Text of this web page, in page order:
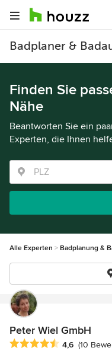
Badplaner &
Finden Sie
Nähe
Beantworten Sie ein
Experten, die Ihnen
Alle Experten Badplanung &
Peter Wiel GmbH
Durchschnittliche
4,6 (10